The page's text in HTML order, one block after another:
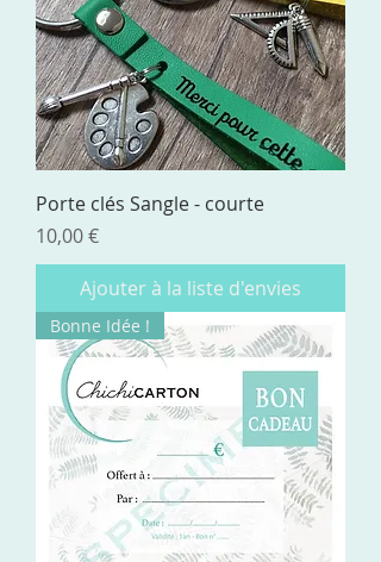
Porte clés Sangle - courte
Prix
10,00 €
Ajouter à la liste d'envies
Bonne Idée !